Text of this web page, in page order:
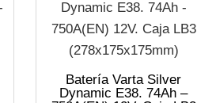
Batería Varta Silver
Dynamic E38. 74Ah –